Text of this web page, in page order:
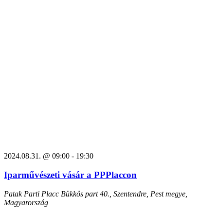
2024.08.31. @ 09:00 - 19:30
Iparművészeti vásár a PPPlaccon
Patak Parti Placc Bükkös part 40., Szentendre, Pest megye,
Magyarország